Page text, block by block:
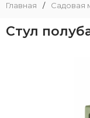
Главная / Садовая
Стул